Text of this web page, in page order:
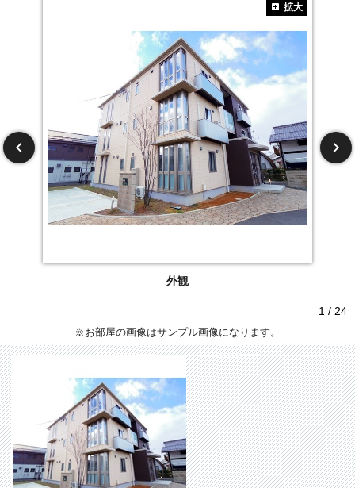
外観
拡大
1 / 24
※お部屋の画像はサンプル画像になります。